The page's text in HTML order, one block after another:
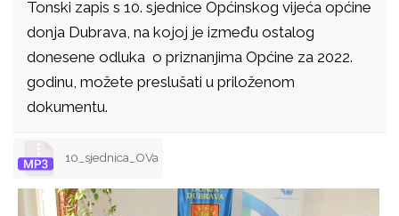
Tonski zapis s 10. sjednice Općinskog vijeća općine
donja Dubrava, na kojoj je između ostalog
donesene odluka o priznanjima Općine za 2022.
godinu, možete preslušati u priloženom
dokumentu.
10_sjednica_OVa